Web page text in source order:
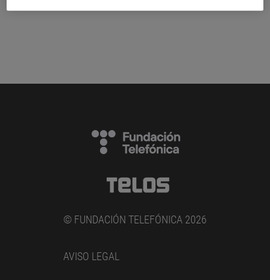
© FUNDACIÓN TELEFÓNICA 2026
AVISO LEGAL